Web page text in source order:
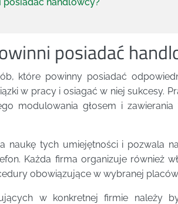
posiadać
które powinny posiadać
w pracy i osiagać w niej sukcesy.
modulowania głosem i
naukę tych umiejętności i pozwala
Każda firma organizuje również
obowiązujące w wybranej
w konkretnej firmie należy